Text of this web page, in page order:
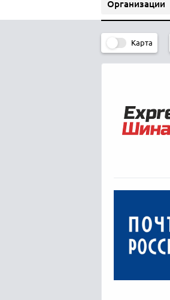
Организации
Карта